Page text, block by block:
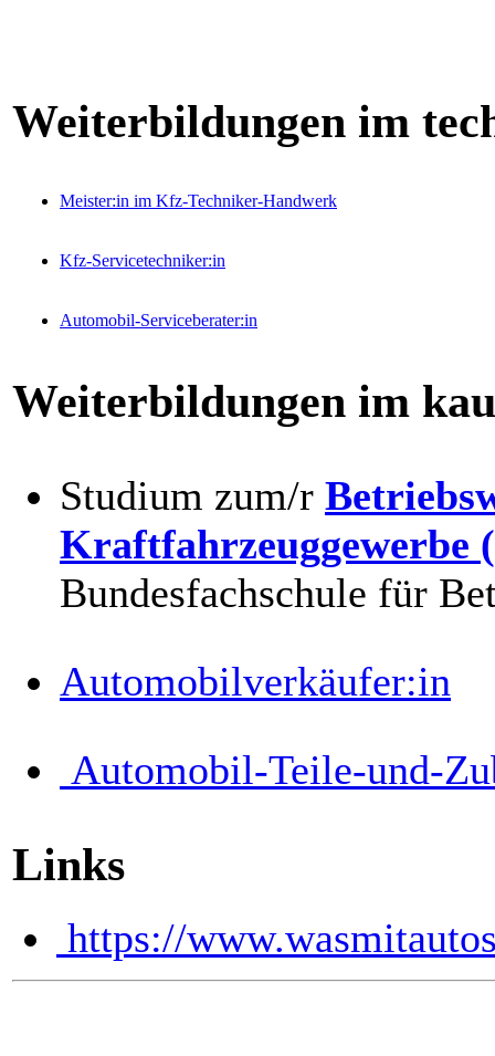
Weiterbildungen im
Meister:in im Kfz-Techniker-Handwerk
Kfz-Servicetechniker:in
Automobil-Serviceberater:in
Weiterbildungen im
Studium zum/r
Kraftfahrzeuggewerbe
Bundesfachschule für
Automobilverkäufer:in
Automobil-Teile-und-
Links
https://